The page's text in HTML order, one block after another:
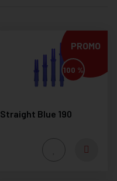
PROMO
100 %
Straight Blue 190